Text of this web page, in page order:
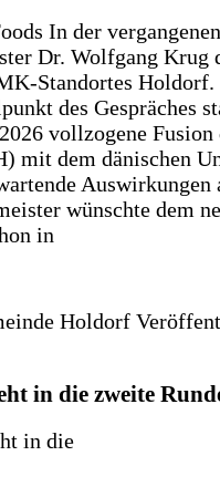
In der
Dr. Wolfgang Krug
Standortes Holdorf.
des Gespräches
vollzogene
mit dem dänischen
Auswirkungen
wünschte dem
in
Holdorf
in die zweite